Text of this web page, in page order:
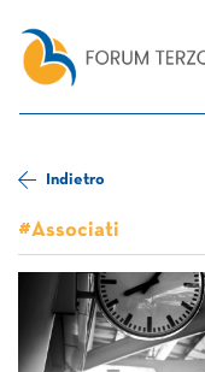
Indietro
#Associati